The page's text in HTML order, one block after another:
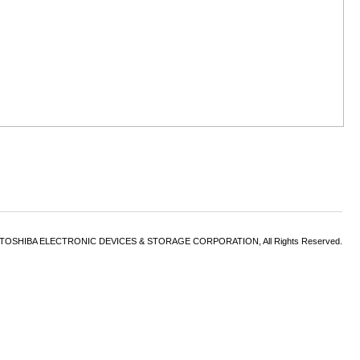
ELECTRONIC DEVICES & STORAGE CORPORATION, All Rights Reserved.